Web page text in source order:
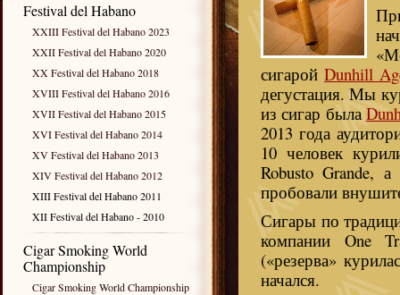
Festival del Habano
XXIII Festival del Habano 2023
XXII Festival del Habano 2020
XX Festival del Habano 2018
XVIII Festival del Habano 2016
XVII Festival del Habano 2015
XVI Festival del Habano 2014
XV Festival del Habano 2013
XIV Festival del Habano 2012
XIII Festival del Habano 2011
XII Festival del Habano - 2010
Cigar Smoking World
Championship
Cigar Smoking World Championship
сигарой Dunhill
дегустация. Мы
из сигар была
2013 года
10 человек
Robusto Grande,
пробовали
Сигары по
компании One
(«резерва»
начался.